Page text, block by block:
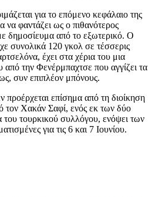
για το επόμενο κεφάλαιο της
να φαντάζει ως ο πιθανότερος
δημοσίευμα από το εξωτερικό. Ο
συνολικά 120 γκολ σε τέσσερις
έχει στα χέρια του μια
την Φενέρμπαχτσε που αγγίζει τα
συν επιπλέον μπόνους.
επίσημα από τη διοίκηση
τον Χακάν Σαφί, ενός εκ των δύο
του τουρκικού συλλόγου, ενόψει των
για τις 6 και 7 Ιουνίου.